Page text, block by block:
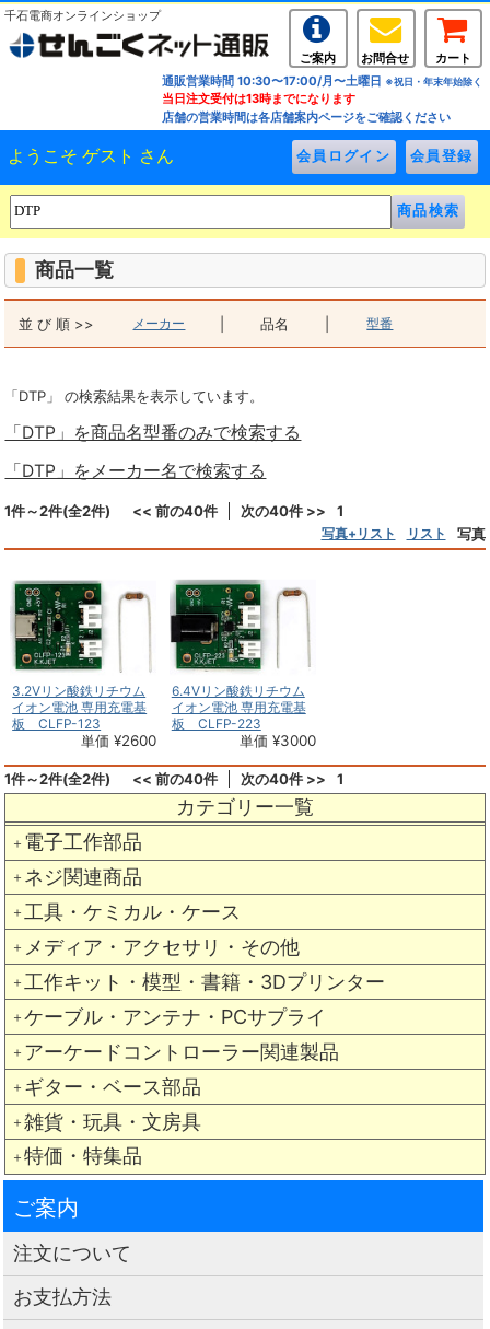
千石電商オンラインショップ
ご案内 お問合せ
カート
通販営業時間 10:30〜17:00/月〜土曜日 ※祝日・年末年始除く
当日注文受付は13時までになります
店舗の営業時間は各店舗案内ページをご確認ください
ようこそ ゲスト さん
カテゴリー一覧
＋ 電子工作部品
＋ ネジ関連商品
＋ 工具・ケミカル・ケース
＋ メディア・アクセサリ・その他
＋ 工作キット・模型・書籍・3Dプリンター
＋ ケーブル・アンテナ・PCサプライ
＋ アーケードコントローラー関連製品
＋ ギター・ベース部品
＋ 雑貨・玩具・文房具
＋ 特価・特集品
商品一覧
並 び 順 >> メーカー 品名 型番
「DTP」 の検索結果を表示しています。
「DTP」を商品名型番のみで検索する
「DTP」をメーカー名で検索する
1件～2件(全2件) << 前の40件 次の40件 >> 1
写真+リスト リスト 写真
3.2Vリン酸鉄リチウム
イオン電池 専用充電基
板 CLFP-123
単価 ¥2600
6.4Vリン酸鉄リチウム
イオン電池 専用充電基
板 CLFP-223
単価 ¥3000
1件～2件(全2件) << 前の40件 次の40件 >> 1
ご案内
注文について
お支払方法